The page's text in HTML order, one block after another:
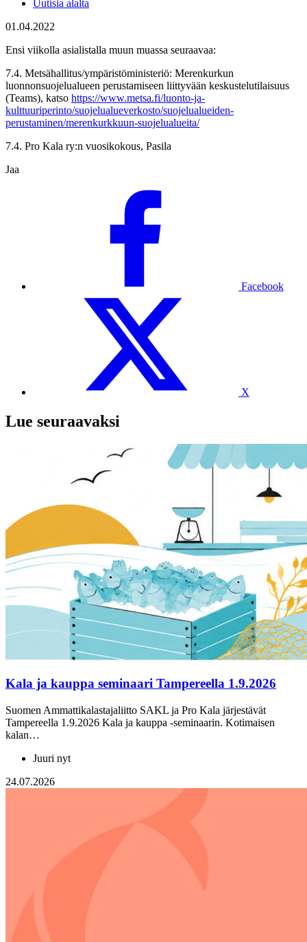
Uutisia alalta
01.04.2022
Ensi viikolla asialistalla muun muassa seuraavaa:
7.4. Metsähallitus/ympäristöministeriö: Merenkurkun
luonnonsuojelualueen perustamiseen liittyvään keskustelutilaisuus
(Teams), katso https://www.metsa.fi/luonto-ja-
kulttuuriperinto/suojelualueverkosto/suojelualueiden-
perustaminen/merenkurkkuun-suojelualueita/
7.4. Pro Kala ry:n vuosikokous, Pasila
Jaa
Facebook
X
Lue seuraavaksi
Kala ja kauppa seminaari Tampereella 1.9.2026
Suomen Ammattikalastajaliitto SAKL ja Pro Kala järjestävät
Tampereella 1.9.2026 Kala ja kauppa -seminaarin. Kotimaisen
kalan…
Juuri nyt
24.07.2026